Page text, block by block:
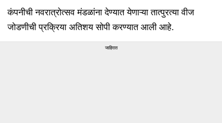
कंपनीची नवरात्रोत्सव मंडळांना देण्यात येणाऱ्या तात्पुरत्या वीज
जोडणीची प्रक्रिया अतिशय सोपी करण्यात आली आहे.
जाहिरात